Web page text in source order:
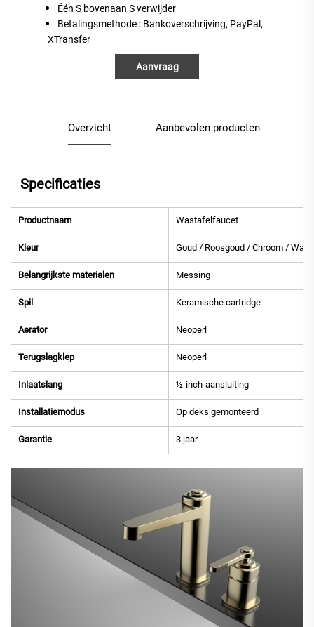
Één S bovenaan Sverwijder
Betalingsmethode : Bankoverschrijving, PayPal,
XTransfer
Aanvraag
Overzicht Aanbevolen producten
Specificaties
Productnaam Wastafelfaucet
Kleur Goud / Roosgoud / Chroom /
Belangrijkste materialen Messing
Spil Keramische cartridge
Aerator Neoperl
Terugslagklep Neoperl
Inlaatslang ½-inch-aansluiting
Installatiemodus Op deks gemonteerd
Garantie 3 jaar